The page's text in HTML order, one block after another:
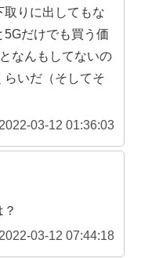
取りに出してもな
だけでも買う価
なんもしてないの
らいだ（そしてそ
2022-03-12 01:36:03
2022-03-12 07:44:18